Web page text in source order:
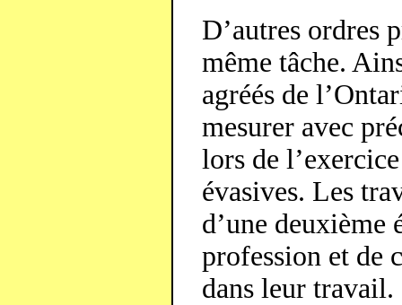
D’autres ordres
même tâche.
agréés de
mesurer avec
lors de
évasives. Les
d’une deuxième
profession et de
dans leur travail.